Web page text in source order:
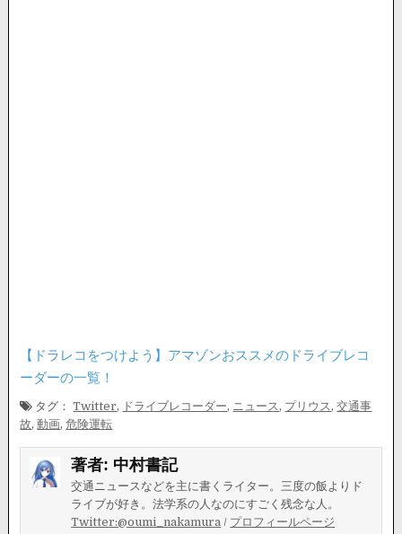
【ドラレコをつけよう】アマゾンおススメのドライブレコ
ーダーの一覧！
タグ：Twitter, ドライブレコーダー, ニュース , プリウス ,交通事
故,動画,危険運転
著者: 中村書記
交通ニュースなどを主に書くライター。三度の飯よりド
ライブが好き。法学系の人なのにすごく残念な人。
Twitter:@oumi_nakamura / プロフィールページ